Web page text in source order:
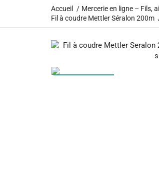
Accueil Mercerie en ligne – Fils,
Fil à coudre Mettler Séralon 200m